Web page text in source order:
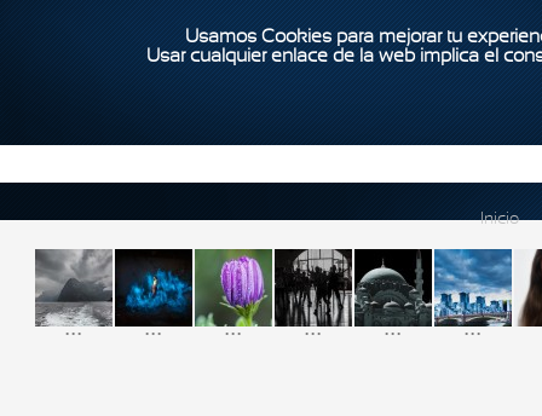
Usamos Cookies para mejorar tu
Usar cualquier enlace de la web implica el
Inicio
... ... ... ... ... ...